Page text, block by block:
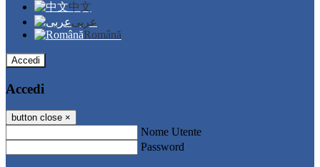
中文
عربى
Română
Accedi
Accedi
button close ×
Nome Utente
Password